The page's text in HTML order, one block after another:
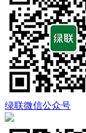
绿联微信公众号